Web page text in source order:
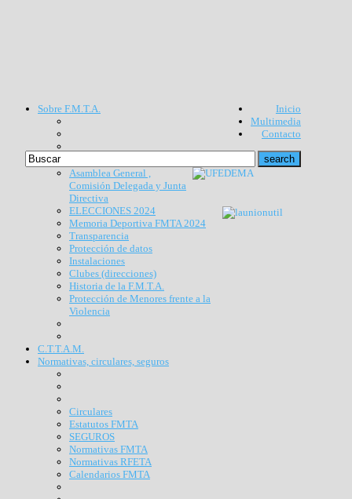
Inicio
Multimedia
Contacto
Sobre F.M.T.A.
Asamblea General ,
Comisión Delegada y Junta
Directiva
ELECCIONES 2024
Memoria Deportiva FMTA 2024
Transparencia
Protección de datos
Instalaciones
Clubes (direcciones)
Historia de la F.M.T.A.
Protección de Menores frente a la
Violencia
C.T.T.A.M.
Normativas, circulares, seguros
Circulares
Estatutos FMTA
SEGUROS
Normativas FMTA
Normativas RFETA
Calendarios FMTA